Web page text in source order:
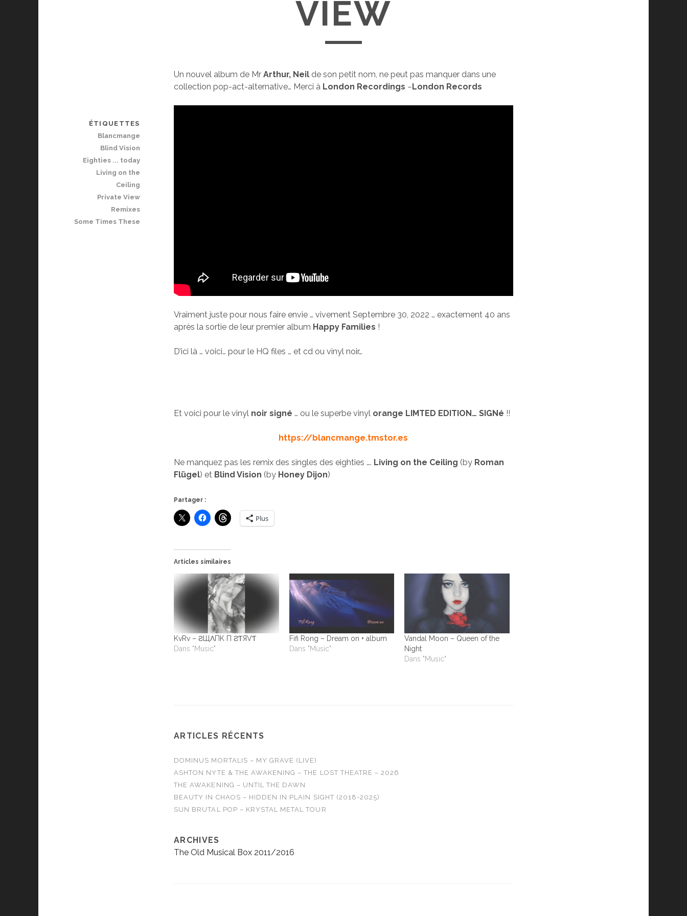
VIEW
Un nouvel album de MrArthur, Neil de son petit nom, ne peut pas manquer dans une
collection pop-act-alternative… Merci à London Recordings – London Records
Vraiment juste pour nous faire envie … vivement Septembre 30, 2022 … exactement 40 ans
après la sortie de leur premier album Happy Families !
D’ici là … voici… pour le HQ files … et cd ou vinyl noir…
Et voici pour le vinyl noir signé … ou le superbe vinyl orange LIMTED EDITION… SIGNé !!
https://blancmange.tmstor.es
Ne manquez pas les remix des singles des eighties …. Living on the Ceiling (by Roman
Flügel) et Blind Vision (by Honey Dijon)
Partager :
Plus
Articles similaires
KvRv – Ƨ​Щ​Λ​П​K П Ƨ​Ƭ​Я​VƬ
Dans "Music"
Fifi Rong – Dream on + album
Dans "Music"
Vandal Moon – Queen of the
Night
Dans "Music"
ARTICLES RÉCENTS
DOMINUS MORTALIS – MY GRAVE (LIVE)
ASHTON NYTE & THE AWAKENING – THE LOST THEATRE – 2026
THE AWAKENING – UNTIL THE DAWN
BEAUTY IN CHAOS – HIDDEN IN PLAIN SIGHT (2018-2025)
SUN BRUTAL POP – KRYSTAL METAL TOUR
ARCHIVES
The Old Musical Box 2011/2016
ÉTIQUETTES
Blancmange
Blind Vision
Eighties ... today
Living on the
Ceiling
Private View
Remixes
Some Times These